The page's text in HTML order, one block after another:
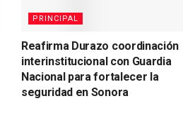
PRINCIPAL
Reafirma Durazo coordinación
interinstitucional con Guardia
Nacional para fortalecer la
seguridad en Sonora